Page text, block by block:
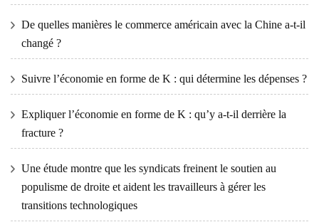
De quelles manières le commerce américain avec la Chine a-t-il
changé ?
Suivre l’économie en forme de K : qui détermine les dépenses ?
Expliquer l’économie en forme de K : qu’y a-t-il derrière la
fracture ?
Une étude montre que les syndicats freinent le soutien au
populisme de droite et aident les travailleurs à gérer les
transitions technologiques